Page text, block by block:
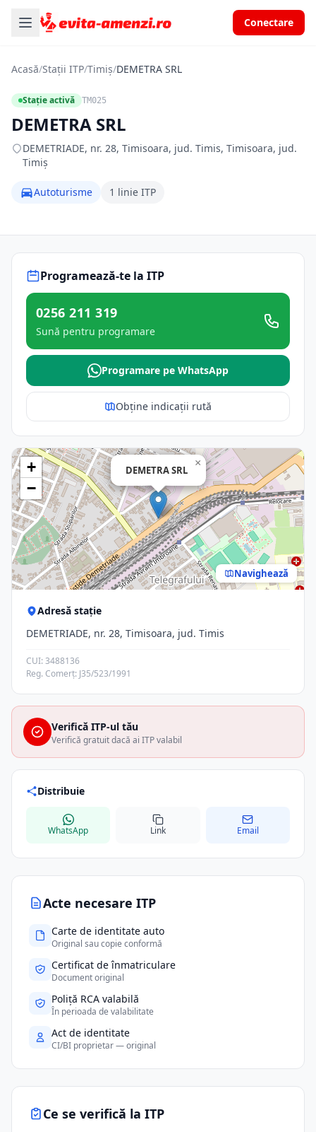
Conectare
Acasă/Stații ITP/Timiș/DEMETRA SRL
Stație activă TM025
DEMETRA SRL
DEMETRIADE, nr. 28, Timisoara, jud. Timis, Timisoara, jud.
Timiș
Autoturisme 1 linie ITP
Acte necesare ITP
Carte de identitate auto
Original sau copie conformă
Certificat de înmatriculare
Document original
Poliță RCA valabilă
În perioada de valabilitate
Act de identitate
CI/BI proprietar — original
Ce se verifică la ITP
Programează-te la ITP
0256 211 319
Sună pentru programare
Programare pe WhatsApp
Obține indicații rută
DEMETRA SRL
×
+
−
Navighează
Adresă stație
DEMETRIADE, nr. 28, Timisoara, jud. Timis
CUI: 3488136
Reg. Comerț: J35/523/1991
Verifică ITP-ul tău
Verifică gratuit dacă ai ITP valabil
Distribuie
WhatsApp Link Email